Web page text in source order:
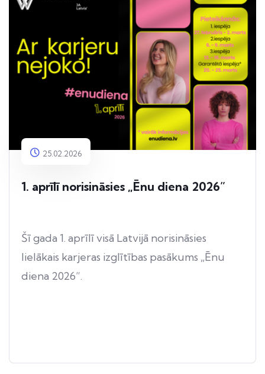
25.02.2026
1. aprīlī norisināsies „Ēnu diena 2026”
Šī gada 1. aprīlī visā Latvijā norisināsies
lielākais karjeras izglītības pasākums „Ēnu
diena 2026”.